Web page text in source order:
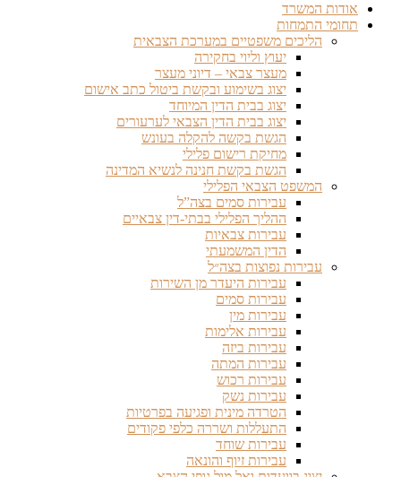
אודות המשרד
תחומי התמחות
הליכים משפטיים במערכת הצבאית
יעוץ וליוי בחקירה
מעצר צבאי – דיוני מעצר
יצוג בשימוע ובקשת ביטול כתב אישום
יצוג בבית הדין המיוחד
יצוג בבית הדין הצבאי לערעורים
הגשת בקשה להקלה בעונש
מחיקת רישום פלילי
הגשת בקשת חנינה לנשיא המדינה
המשפט הצבאי הפלילי
עבירות סמים בצה”ל
ההליך הפלילי בבתי-דין צבאיים
עבירות צבאיות
הדין המשמעתי
עבירות נפוצות בצה״ל
עבירות היעדר מן השירות
עבירות סמים
עבירות מין
עבירות אלימות
עבירות ביזה
עבירות המתה
עבירות רכוש
עבירות נשק
הטרדה מינית ופגיעה בפרטיות
התעללות ושררה כלפי פקודים
עבירות שוחד
עבירות זיוף והונאה